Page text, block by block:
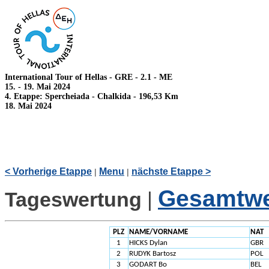
International Tour of Hellas - GRE - 2.1 - ME
15. - 19. Mai 2024
4. Etappe: Spercheiada - Chalkida - 196,53 Km
18. Mai 2024
< Vorherige Etappe | Menu | nächste Etappe >
Tageswertung |
PLZ NAME/VORNAME
NAT
1
HICKS Dylan
GBR
2
RUDYK Bartosz
POL
3
GODART Bo BEL